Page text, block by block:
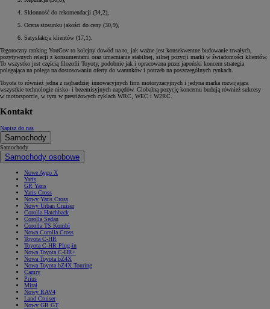
Skłonność do rekomendacji (34,2),
Ocena stosunku jakości do ceny (30,9),
Satysfakcja klientów (17,1).
Tegoroczny ranking YouGov to kolejny dowód na to, jak ważne jest konsekwentne budowanie trwałych,
pozytywnych relacji z konsumentami oraz umacnianie stabilnej, silnej pozycji marki w świadomości klientów.
To wszystko jest częścią filozofii Toyoty, podobnie jak i opracowana przez japoński koncern strategia
polegająca na polega na dostosowaniu oferty do warunków i potrzeb na poszczególnych rynkach.
Toyota to również jedna z najbardziej innowacyjnych firm motoryzacyjnych i jedyna marka rozwijająca
wszystkie technologie nisko- i bezemisyjnych napędów. Globalną pozycję koncernu budują również sukcesy
w motorsporcie, w tym w prestiżowych cyklach WRC, WEC i W2RC.
Kontakt
Napisz do nas
Samochody
Samochody
Samochody osobowe
Nowe Aygo X
Yaris
GR Yaris
Yaris Cross
Nowy Yaris Cross
Nowy Urban Cruiser
Corolla Hatchback
Corolla Sedan
Corolla TS Kombi
Nowa Corolla Cross
Toyota C-HR
Toyota C-HR Plug-in
Nowa Toyota C-HR+
Nowa Toyota bZ4X
Nowa Toyota bZ4X Touring
Camry
Prius
Mirai
Nowy RAV4
Land Cruiser
Nowy GR GT